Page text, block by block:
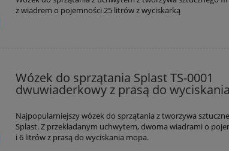
z wiadrem o pojemności 25 litrów z wyciskarką
Wózek do sprzątania Splast TS-0001
dwuwiaderkowy z prasą do wyciskania
Najpopularniejszy wózek do sprzątania z tworzywa
Splast. Z przekładanym uchwytem, dwoma wiadrami o
i 6 litrów z prasą do wyciskania mopa.